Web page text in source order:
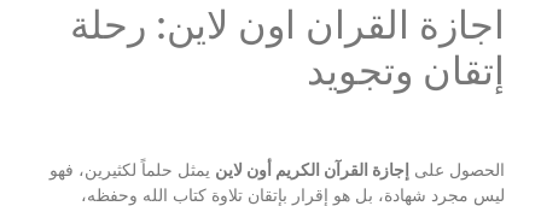
اجازة القران اون لاين: رحلة
إتقان وتجويد
الحصول على إجازة القرآن الكريم أون لاين يمثل حلماً لكثيرين، فهو
ليس مجرد شهادة، بل هو إقرار بإتقان تلاوة كتاب الله وحفظه،